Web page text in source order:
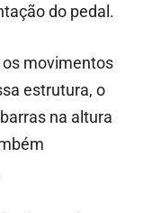
do pedal.
os movimentos
estrutura, o
na altura